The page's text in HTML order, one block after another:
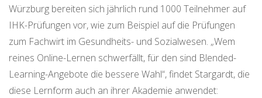
Würzburg bereiten sich jährlich rund 1000 Teilnehmer auf
IHK-Prüfungen vor, wie zum Beispiel auf die Prüfungen
zum Fachwirt im Gesundheits- und Sozialwesen. „Wem
reines Online-Lernen schwerfällt, für den sind Blended-
Learning-Angebote die bessere Wahl“, findet Stargardt, die
diese Lernform auch an ihrer Akademie anwendet: